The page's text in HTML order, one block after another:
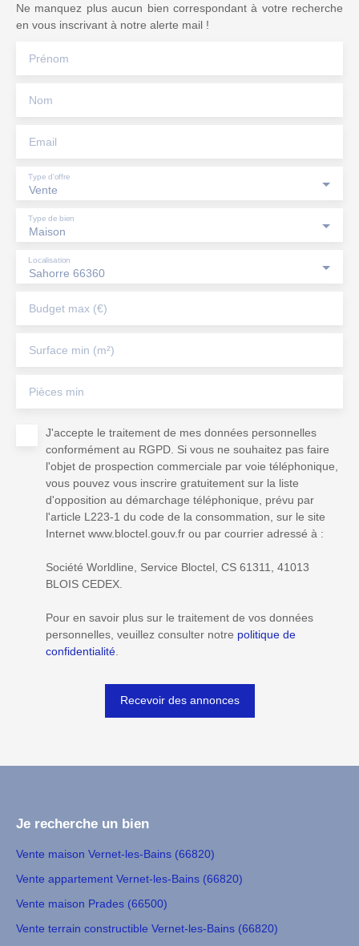
Ne manquez plus aucun bien correspondant à votre recherche
en vous inscrivant à notre alerte mail !
Prénom
Nom
Email
Vente
Type d'offre
Maison
Type de bien
Sahorre 66360
Localisation
Budget max (€)
Surface min (m²)
Pièces min
J'accepte le traitement de mes données personnelles
conformément au RGPD. Si vous ne souhaitez pas faire
l'objet de prospection commerciale par voie téléphonique,
vous pouvez vous inscrire gratuitement sur la liste
d'opposition au démarchage téléphonique, prévu par
l'article L223-1 du code de la consommation, sur le site
Internet www.bloctel.gouv.fr ou par courrier adressé à :
Société Worldline, Service Bloctel, CS 61311, 41013
BLOIS CEDEX.
Pour en savoir plus sur le traitement de vos données
personnelles, veuillez consulter notre politique de
confidentialité
Recevoir des annonces
Je recherche un bien
Vente maison Vernet-les-Bains (66820)
Vente appartement Vernet-les-Bains (66820)
Vente maison Prades (66500)
Vente terrain constructible Vernet-les-Bains (66820)